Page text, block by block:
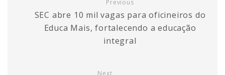
Previous
SEC abre 10 mil vagas para oficineiros do
Educa Mais, fortalecendo a educação
integral
Next